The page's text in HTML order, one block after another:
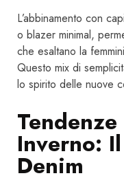
L’abbinamento con
o blazer minimal,
che esaltano la
Questo mix di
lo spirito delle nuove
Inverno:
Denim